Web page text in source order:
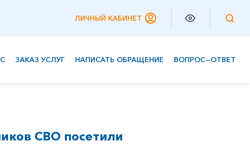
ЛИЧНЫЙ КАБИНЕТ
ЗАКАЗ УСЛУГ НАПИСАТЬ ОБРАЩЕНИЕ ВОПРОС—ОТВЕТ
СВО посетили